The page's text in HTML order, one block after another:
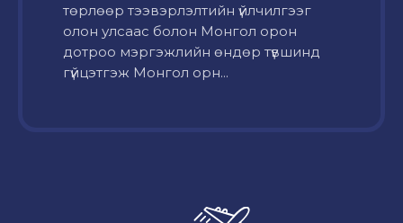
төрлөөр тээвэрлэлтийн үйлчилгээг
олон улсаас болон Монгол орон
дотроо мэргэжлийн өндөр түвшинд
гүйцэтгэж Монгол орн...